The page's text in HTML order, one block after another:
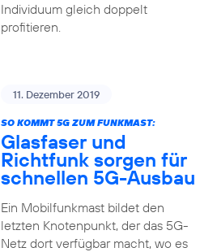
Individuum gleich doppelt
profitieren.
11. Dezember 2019
SO KOMMT 5G ZUM FUNKMAST:
Glasfaser und
Richtfunk sorgen für
schnellen 5G-Ausbau
Ein Mobilfunkmast bildet den
letzten Knotenpunkt, der das 5G-
Netz dort verfügbar macht, wo es